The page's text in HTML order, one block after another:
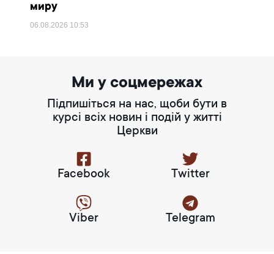
миру
06.08.2026 10:53
Ми у соцмережах
Підпишіться на нас, щоби бути в
курсі всіх новин і подій у житті
Церкви
Facebook Twitter
Viber Telegram